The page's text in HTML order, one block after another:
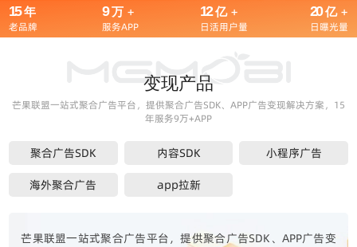
15 年
老品牌
9 万 +
服务APP
12 亿 +
日活用户量
20 亿 +
日曝光量
变现产品
芒果联盟一站式聚合广告平台，提供聚合广告SDK、APP广告变现解决方案，15
年服务9万+APP
聚合广告SDK 内容SDK
小程序广告
海外聚合广告
app拉新
芒果联盟一站式聚合广告平台，提供聚合广告SDK、APP广告变